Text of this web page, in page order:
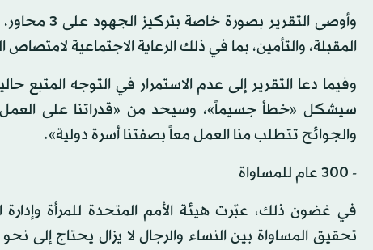
وأوصى
المقبلة، والتأمين، بما في ذلك الرعاية الاجتماعية
وفيما دعا التقرير إلى عدم الاستمرار في التوجه المتبع
سيشكل «خطأ جسيماً»، وسيحد من «قدراتنا على العمل
والجوائح تتطلب منا العمل معاً بصفتنا أسرة دولية».
- 300 عام للمساواة
في غضون ذلك، عبّرت هيئة الأمم المتحدة للمرأة وإدارة